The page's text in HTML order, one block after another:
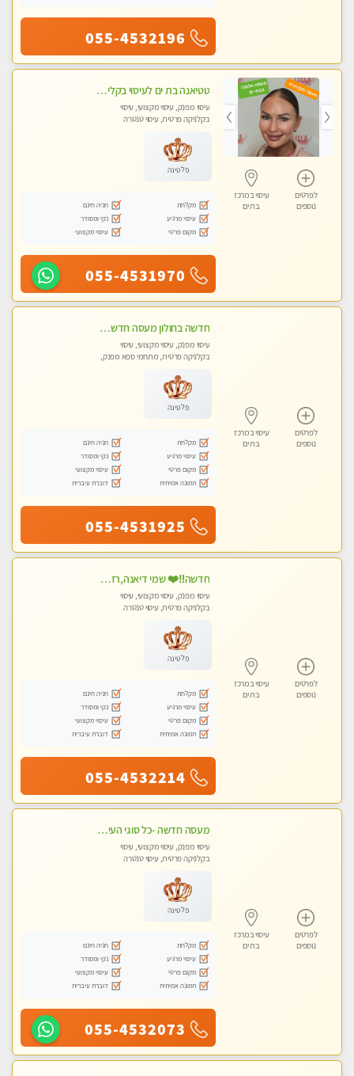
055-4532196
לפרטים
נוספים
עיסוי במרכז
בת ים
טטיאנה בת ים לעיסוי בקליניקה פרטית ומפוארת מאוד מקצועי - עיסוי שוודי וספורטיבי 0543577687
עיסוי מפנק, עיסוי מקצועי, עיסוי
בקלניקה פרטית, עיסוי טנטרה
פלטינה
מקלחת
חניה חינם
עיסוי מרגיע
נקי ומסודר
מקום פרטי
עיסוי מקצועי
055-4531970
לפרטים
נוספים
עיסוי במרכז
בת ים
חדשה בחולון מעסה חדשה בחולון איכותית למאסז VIP מפנק ומקצועי לכל שרירי הגוף עיסוי מכל הלב
עיסוי מפנק, עיסוי מקצועי, עיסוי
בקלניקה פרטית, מתחמי ספא מפנק,
פלטינה
מקלחת
חניה חינם
עיסוי מרגיע
נקי ומסודר
מקום פרטי
עיסוי מקצועי
תמונה אמיתית
דוברת עיברית
055-4531925
לפרטים
נוספים
עיסוי במרכז
בת ים
חדשה‼️❤️ שמי דיאנה,רזה,מעסה מקצועית ואיכותית מומלץ!!!!
עיסוי מפנק, עיסוי מקצועי, עיסוי
בקלניקה פרטית, עיסוי טנטרה
פלטינה
מקלחת
חניה חינם
עיסוי מרגיע
נקי ומסודר
מקום פרטי
עיסוי מקצועי
תמונה אמיתית
דוברת עיברית
055-4532214
לפרטים
נוספים
עיסוי במרכז
בת ים
מעסה חדשה -כל סוגי העיסויים מעסה מקצועית ואיכותית פרטי!!!מומלץ לחלוטין!! Highly recommended
עיסוי מפנק, עיסוי מקצועי, עיסוי
בקלניקה פרטית, עיסוי טנטרה
פלטינה
מקלחת
חניה חינם
עיסוי מרגיע
נקי ומסודר
מקום פרטי
עיסוי מקצועי
תמונה אמיתית
דוברת עיברית
055-4532073